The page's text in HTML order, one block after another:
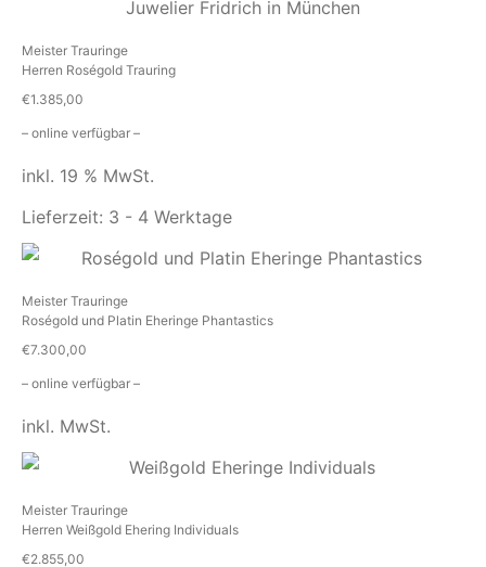
Meister Trauringe
Herren Roségold Trauring
€1.385,00
– online verfügbar –
inkl. 19 % MwSt.
Lieferzeit: 3 - 4 Werktage
Meister Trauringe
Roségold und Platin Eheringe Phantastics
€7.300,00
– online verfügbar –
inkl. MwSt.
Meister Trauringe
Herren Weißgold Ehering Individuals
€2.855,00